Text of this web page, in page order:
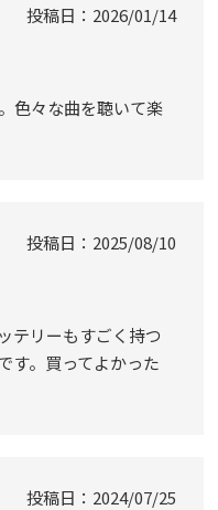
投稿日 2026/01/14
色々な曲を聴いて楽
投稿日 2025/08/10
テリーもすごく持つ
す。買ってよかった
投稿日 2024/07/25